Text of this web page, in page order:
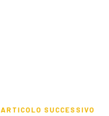
ARTICOLO SUCCESSIVO